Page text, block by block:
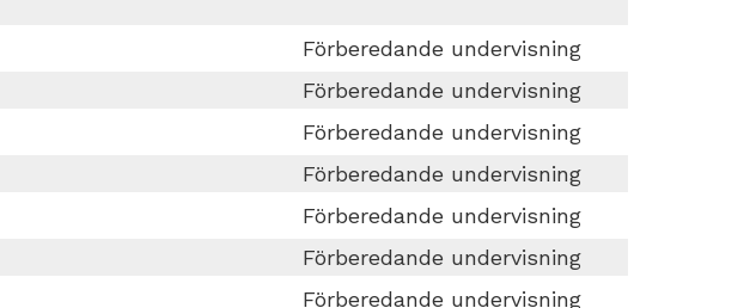
Förberedande undervisning
Förberedande undervisning
Förberedande undervisning
Förberedande undervisning
Förberedande undervisning
Förberedande undervisning
Förberedande undervisning